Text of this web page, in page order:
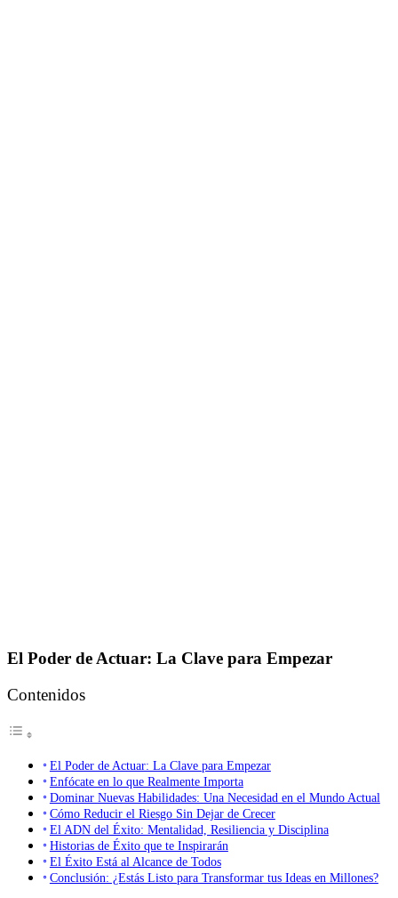
El Poder de Actuar: La Clave para Empezar
Contenidos
El Poder de Actuar: La Clave para Empezar
Enfócate en lo que Realmente Importa
Dominar Nuevas Habilidades: Una Necesidad en el Mundo Actual
Cómo Reducir el Riesgo Sin Dejar de Crecer
El ADN del Éxito: Mentalidad, Resiliencia y Disciplina
Historias de Éxito que te Inspirarán
El Éxito Está al Alcance de Todos
Conclusión: ¿Estás Listo para Transformar tus Ideas en Millones?